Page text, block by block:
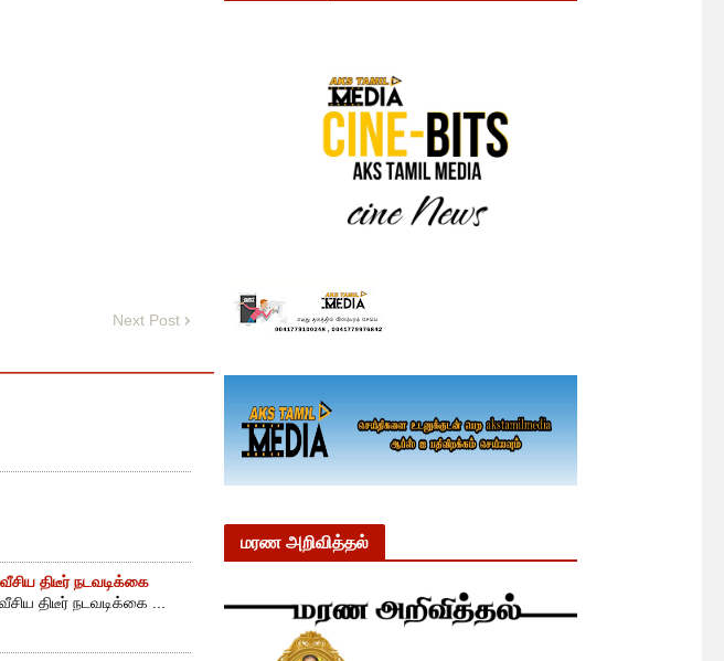
Next Post
திடீர் நடவடிக்கை
திடீர் நடவடிக்கை ...
மரண அறிவித்தல்